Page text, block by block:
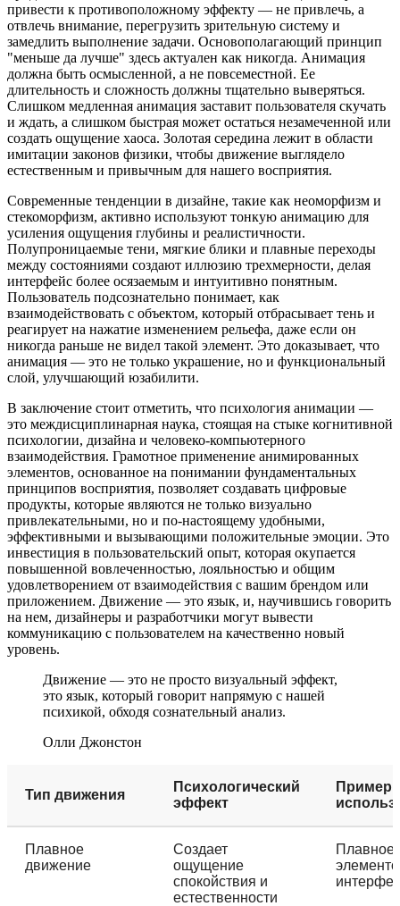
привести к противоположному эффекту — не привлечь, а
отвлечь внимание, перегрузить зрительную систему и
замедлить выполнение задачи. Основополагающий принцип
"меньше да лучше" здесь актуален как никогда. Анимация
должна быть осмысленной, а не повсеместной. Ее
длительность и сложность должны тщательно выверяться.
Слишком медленная анимация заставит пользователя скучать
и ждать, а слишком быстрая может остаться незамеченной или
создать ощущение хаоса. Золотая середина лежит в области
имитации законов физики, чтобы движение выглядело
естественным и привычным для нашего восприятия.
Современные тенденции в дизайне, такие как неоморфизм и
стекоморфизм, активно используют тонкую анимацию для
усиления ощущения глубины и реалистичности.
Полупроницаемые тени, мягкие блики и плавные переходы
между состояниями создают иллюзию трехмерности, делая
интерфейс более осязаемым и интуитивно понятным.
Пользователь подсознательно понимает, как
взаимодействовать с объектом, который отбрасывает тень и
реагирует на нажатие изменением рельефа, даже если он
никогда раньше не видел такой элемент. Это доказывает, что
анимация — это не только украшение, но и функциональный
слой, улучшающий юзабилити.
В заключение стоит отметить, что психология анимации —
это междисциплинарная наука, стоящая на стыке когнитивной
психологии, дизайна и человеко-компьютерного
взаимодействия. Грамотное применение анимированных
элементов, основанное на понимании фундаментальных
принципов восприятия, позволяет создавать цифровые
продукты, которые являются не только визуально
привлекательными, но и по-настоящему удобными,
эффективными и вызывающими положительные эмоции. Это
инвестиция в пользовательский опыт, которая окупается
повышенной вовлеченностью, лояльностью и общим
удовлетворением от взаимодействия с вашим брендом или
приложением. Движение — это язык, и, научившись говорить
на нем, дизайнеры и разработчики могут вывести
коммуникацию с пользователем на качественно новый
уровень.
Движение — это не просто визуальный эффект,
это язык, который говорит напрямую с нашей
психикой, обходя сознательный анализ.
Олли Джонстон
Тип движения
Психологический
эффект
Пример
Плавное
движение
Создает
ощущение
спокойствия и
естественности
Плавное